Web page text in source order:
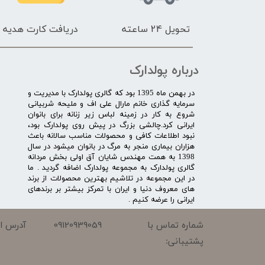
تحویل 24 ساعته دریافت کارت هدیه
درباره پولدارک
در بهمن ماه 1395 بود که گالری پولدارک با مدیریت و
سرمایه گذاری خانم مارال علی اف و ملیحه شربیانی
شروع به کار در زمینه لباس زیر زنانه برای بانوان
ایرانی کرد.چالشی بزرگ در پیش روی پولدارک بود،
نبود اطلاعات کافی و محصولات مناسب سالانه باعث
هزاران بیماری منجر به مرگ در بانوان میشود در سال
1398 به همت مهندس شایان آق اولی بخش مردانه
گالری پولدارک به مجموعه پولدارک اضافه گردید . ما
در این مجموعه در تلاشیم بهترین محصولات از برند
های معروف دنیا و ایران با تمرکز بیشتر بر برندهای
ایرانی را عرضه کنیم .​​​​​​​
شماره تماس با
پشتیبانی:
09120939059 آدرس